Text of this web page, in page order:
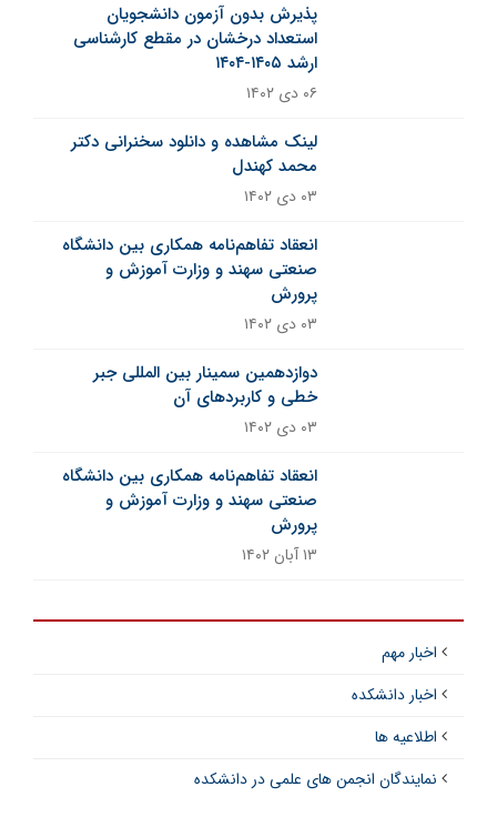
پذیرش بدون آزمون دانشجویان
استعداد درخشان در مقطع کارشناسی
ارشد ۱۴۰۵-۱۴۰۴
۰۶ دی ۱۴۰۲
لینک مشاهده و دانلود سخنرانی دکتر
محمد کهندل
۰۳ دی ۱۴۰۲
انعقاد تفاهم‌نامه همکاری بین دانشگاه
صنعتی سهند و وزارت آموزش و
پرورش
۰۳ دی ۱۴۰۲
دوازدهمین سمینار بین المللی جبر
خطی و کاربردهای آن
۰۳ دی ۱۴۰۲
انعقاد تفاهم‌نامه همکاری بین دانشگاه
صنعتی سهند و وزارت آموزش و
پرورش
۱۳ آبان ۱۴۰۲
اخبار مهم
اخبار دانشکده
اطلاعیه ها
نمایندگان انجمن های علمی در دانشکده